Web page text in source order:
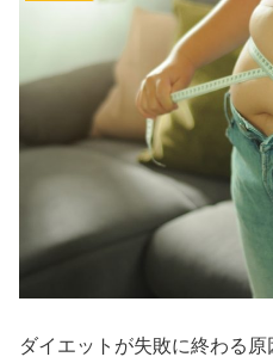
ダイエットが失敗に終わる